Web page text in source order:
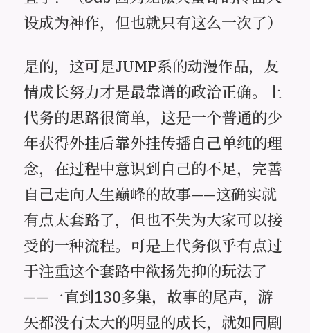
设成为神作，但也就只有这么一次了）
是的，这可是JUMP系的动漫作品，友
情成长努力才是最靠谱的政治正确。上
代务的思路很简单，这是一个普通的少
年获得外挂后靠外挂传播自己单纯的理
念，在过程中意识到自己的不足，完善
自己走向人生巅峰的故事——这确实就
有点太套路了，但也不失为大家可以接
受的一种流程。可是上代务似乎有点过
于注重这个套路中欲扬先抑的玩法了
——一直到130多集，故事的尾声，游
矢都没有太大的明显的成长，就如同剧